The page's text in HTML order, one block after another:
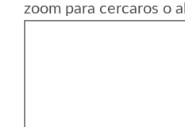
zoom para cercaros o